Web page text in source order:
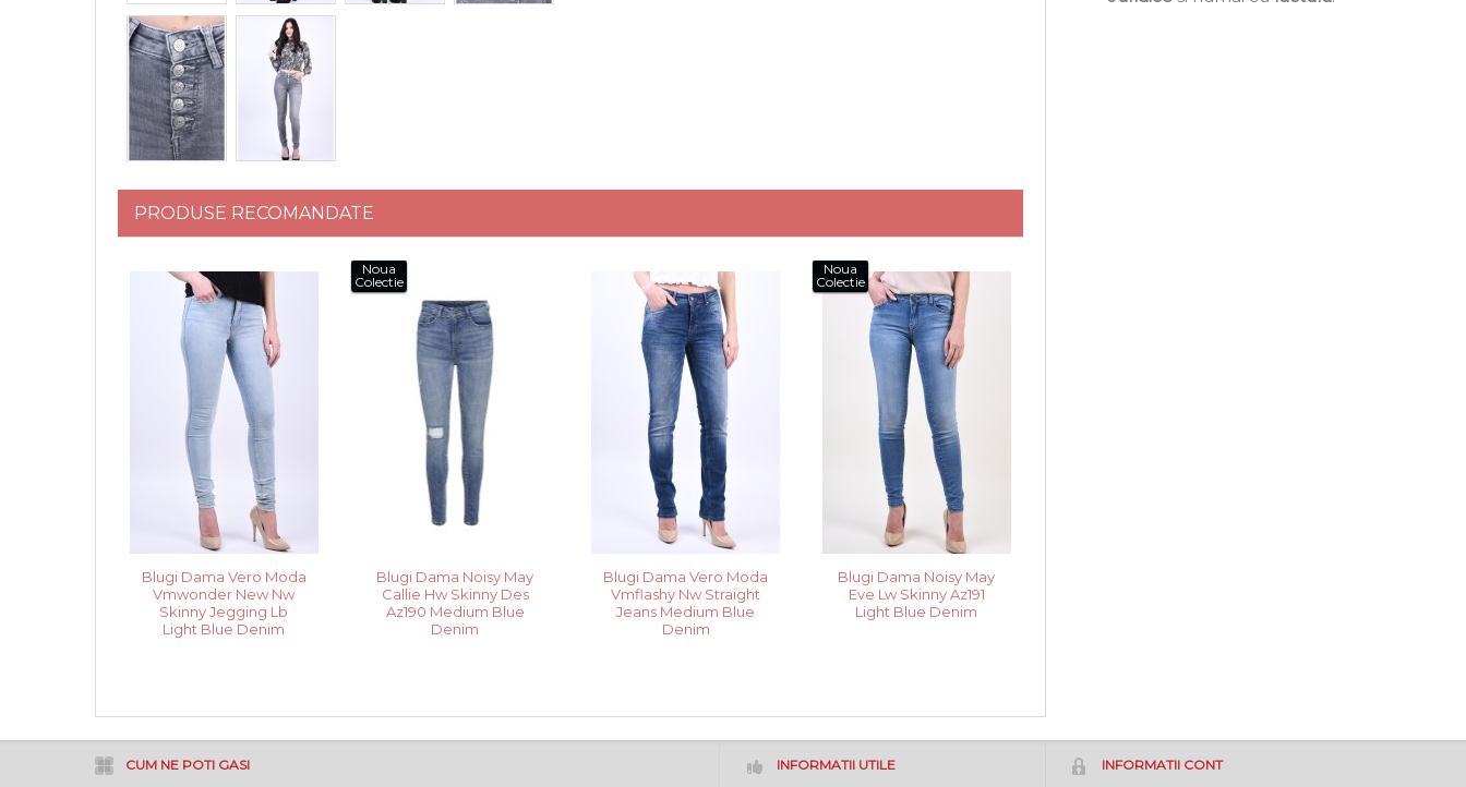
PRODUSE RECOMANDATE
Blugi Dama Vero Moda
Vmwonder New Nw
Skinny Jegging Lb
Light Blue Denim
Noua
Colectie
Blugi Dama Noisy May
Callie Hw Skinny Des
Az190 Medium Blue
Denim
Blugi Dama Vero Moda
Vmflashy Nw Straight
Jeans Medium Blue
Denim
Noua
Colectie
Blugi Dama Noisy May
Eve Lw Skinny Az191
Light Blue Denim
CUM NE POTI GASI INFORMATII UTILE INFORMATII CONT